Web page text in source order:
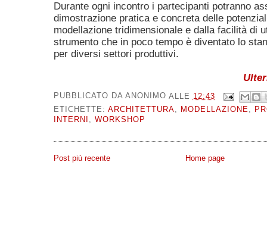
Durante ogni incontro i partecipanti potranno
dimostrazione pratica e concreta delle
modellazione tridimensionale e dalla facilità di
strumento che in poco tempo è diventato lo
per diversi settori produttivi.
PUBBLICATO DA ANONIMO ALLE 12:43
ETICHETTE: ARCHITETTURA, MODELLAZIONE,
INTERNI , WORKSHOP
Post più recente Home page